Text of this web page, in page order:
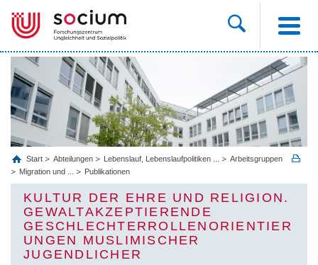
Start Abteilungen Lebenslauf, Lebenslaufpolitiken ...
Arbeitsgruppen
Migration und ...
Publikationen
KULTUR DER EHRE UND RELIGION.
GEWALTAKZEPTIERENDE
GESCHLECHTERROLLENORIENTIER
UNGEN MUSLIMISCHER
JUGENDLICHER